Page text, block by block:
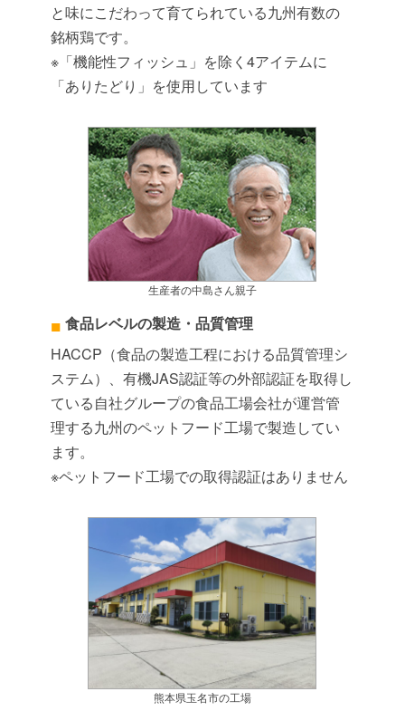
と味にこだわって育てられている九州有数の
銘柄鶏です。
※「機能性フィッシュ」を除く4アイテムに
「ありたどり」を使用しています
生産者の中島さん親子
食品レベルの製造・品質管理
HACCP（食品の製造工程における品質管理シ
ステム）、有機JAS認証等の外部認証を取得し
ている自社グループの食品工場会社が運営管
理する九州のペットフード工場で製造してい
ます。
※ペットフード工場での取得認証はありません
熊本県玉名市の工場